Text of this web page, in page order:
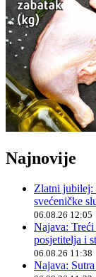
Najnovije
Zlatni jubilej:
svećeničke
06.08.26 12:05
Najava:
posjetitelja i
06.08.26 11:38
Najava: